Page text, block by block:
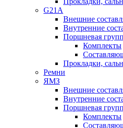
G21A
Внешние
Внутренние
Поршневая
Комплекты
Прокладки,
Ремни
ЯМЗ
Внешние
Внутренние
Поршневая
Комплекты